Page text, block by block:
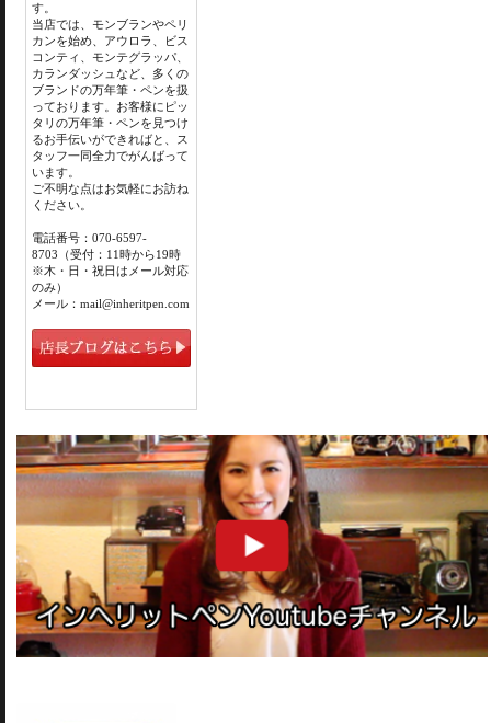
す。
当店では、モンブランやペリ
カンを始め、アウロラ、ビス
コンティ、モンテグラッパ、
カランダッシュなど、多くの
ブランドの万年筆・ペンを扱
っております。お客様にピッ
タリの万年筆・ペンを見つけ
るお手伝いができればと、ス
タッフ一同全力でがんばって
います。
ご不明な点はお気軽にお訪ね
ください。
電話番号：070-6597-
8703（受付：11時から19時
※木・日・祝日はメール対応
のみ）
メール：mail@inheritpen.com